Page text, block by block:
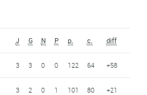
J G N P p. c. diff
3 3 0 0 122 64 +58
3 2 0 1 101 80 +21